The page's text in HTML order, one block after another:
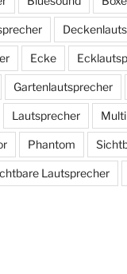
Ecke
Gartenlautsprecher
Lautsprecher
Phantom
Lautsprecher